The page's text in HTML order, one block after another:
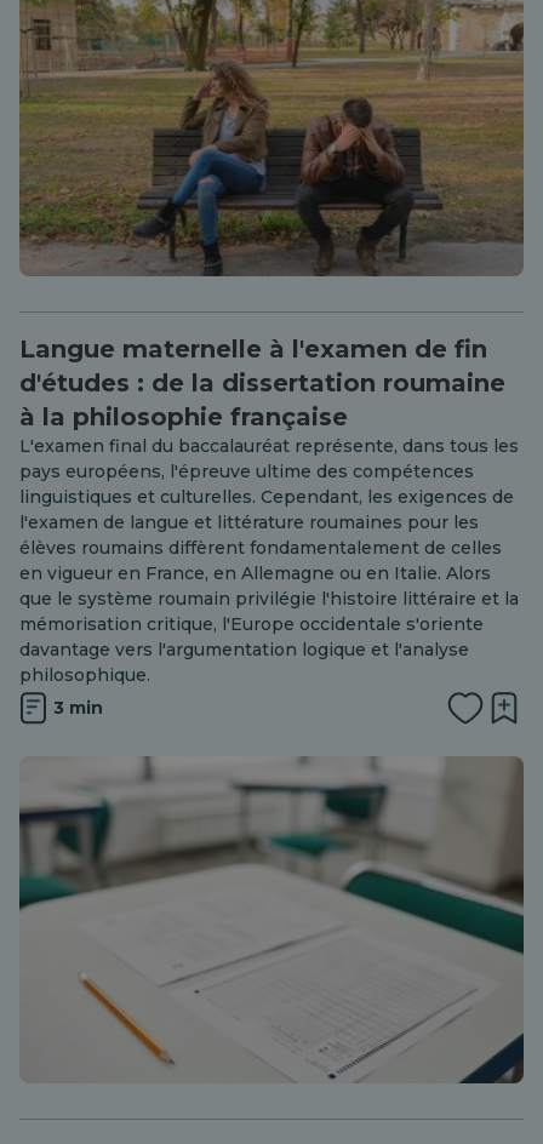
Langue maternelle à l'examen de fin
d'études : de la dissertation roumaine
à la philosophie française
L'examen final du baccalauréat représente, dans tous les
pays européens, l'épreuve ultime des compétences
linguistiques et culturelles. Cependant, les exigences de
l'examen de langue et littérature roumaines pour les
élèves roumains diffèrent fondamentalement de celles
en vigueur en France, en Allemagne ou en Italie. Alors
que le système roumain privilégie l'histoire littéraire et la
mémorisation critique, l'Europe occidentale s'oriente
davantage vers l'argumentation logique et l'analyse
philosophique.
3 min